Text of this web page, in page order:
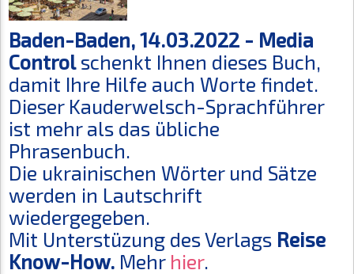
Baden-Baden, 14.03.2022 - Media
Controlschenkt Ihnen dieses Buch,
damit Ihre Hilfe auch Worte findet.
Dieser Kauderwelsch-Sprachführer
ist mehr als das übliche
Phrasenbuch.
Die ukrainischen Wörter und Sätze
werden in Lautschrift
wiedergegeben.
Mit Unterstüzung des Verlags Reise
Know-How. Mehr hier.